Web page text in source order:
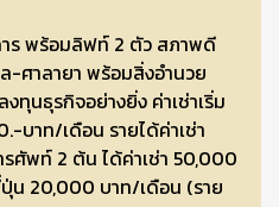
ร พร้อมลิฟท์ 2 ตัว สภาพดี
-ศาลายา พร้อมสิ่งอำนวย
ทุนธุรกิจอย่างยิ่ง ค่าเช่าเริ่ม
บาท/เดือน รายได้ค่าเช่า
พท์ 2 ต้น ได้ค่าเช่า 50,000
น 20,000 บาท/เดือน (ราย